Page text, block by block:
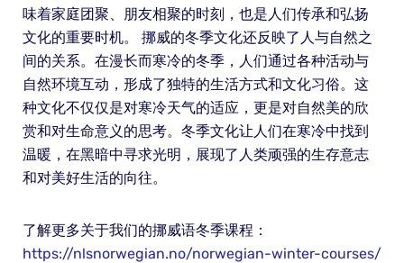
味着家庭团聚、朋友相聚的时刻，也是人们传承和弘扬
文化的重要时机。 挪威的冬季文化还反映了人与自然之
间的关系。在漫长而寒冷的冬季，人们通过各种活动与
自然环境互动，形成了独特的生活方式和文化习俗。这
种文化不仅仅是对寒冷天气的适应，更是对自然美的欣
赏和对生命意义的思考。冬季文化让人们在寒冷中找到
温暖，在黑暗中寻求光明，展现了人类顽强的生存意志
和对美好生活的向往。
了解更多关于我们的挪威语冬季课程：
https://nlsnorwegian.no/norwegian-winter-courses/